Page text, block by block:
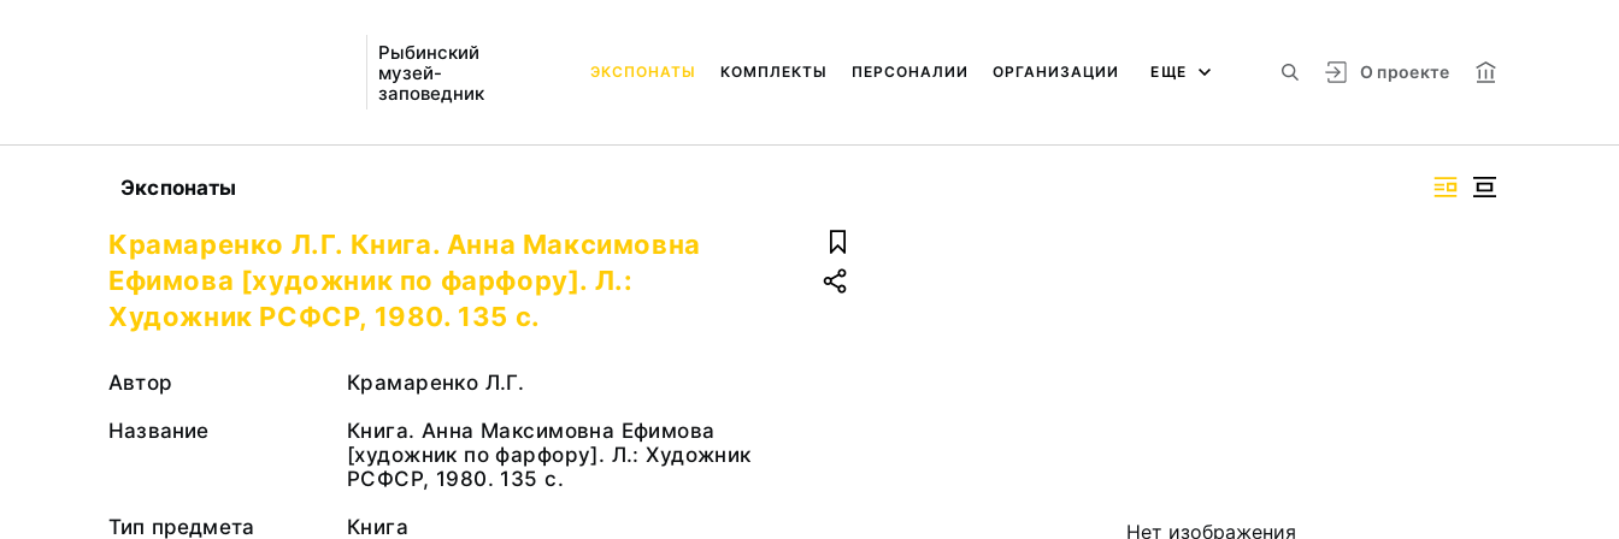
Рыбинский
музей-
заповедник
О проекте
ЭКСПОНАТЫ КОМПЛЕКТЫ ПЕРСОНАЛИИ ОРГАНИЗАЦИИ ЕЩЕ
Экспонаты
Нет изображения
Крамаренко Л.Г. Книга. Анна Максимовна
Ефимова [художник по фарфору]. Л.:
Художник РСФСР, 1980. 135 с.
Автор
Крамаренко Л.Г.
Название
Книга. Анна Максимовна Ефимова
[художник по фарфору]. Л.: Художник
РСФСР, 1980. 135 с.
Тип предмета
Книга